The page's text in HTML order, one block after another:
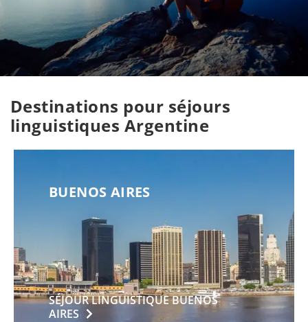
Destinations pour séjours
linguistiques Argentine
BUENOS AIRES
SÉJOUR LINGUISTIQUE BUENOS
AIRES